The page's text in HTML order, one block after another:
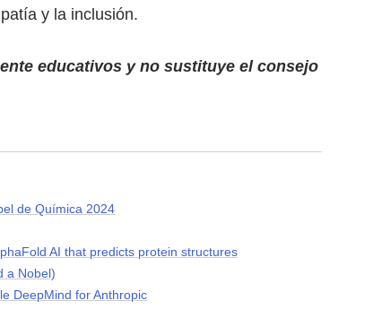
y la inclusión.
educativos y no sustituye el consejo
de Química 2024
AI that predicts protein structures
a Nobel)
DeepMind for Anthropic